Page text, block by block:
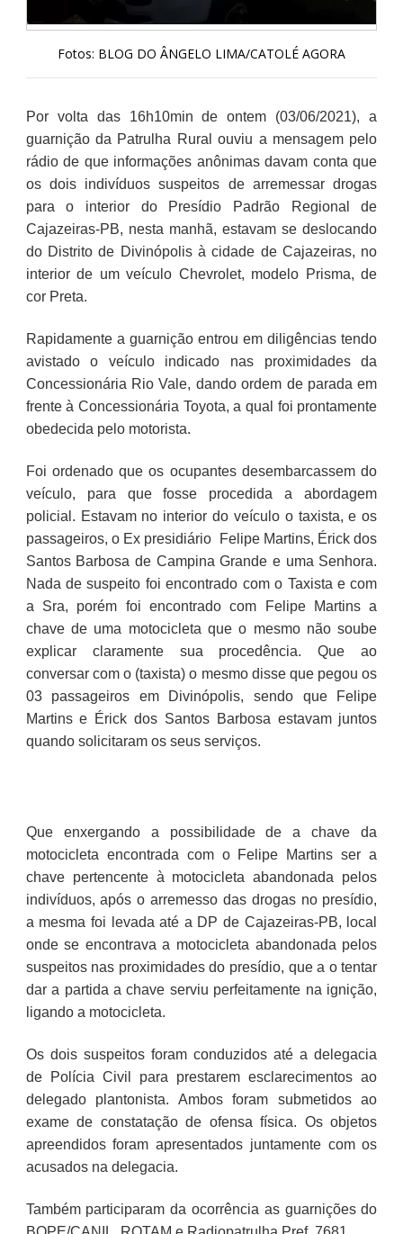
Fotos: BLOG DO ÂNGELO LIMA/CATOLÉ AGORA
Por volta das 16h10min de ontem (03/06/2021), a
guarnição da Patrulha Rural ouviu a mensagem pelo
rádio de que informações anônimas davam conta que
os dois indivíduos suspeitos de arremessar drogas
para o interior do Presídio Padrão Regional de
Cajazeiras-PB, nesta manhã, estavam se deslocando
do Distrito de Divinópolis à cidade de Cajazeiras, no
interior de um veículo Chevrolet, modelo Prisma, de
cor Preta.
Rapidamente a guarnição entrou em diligências tendo
avistado o veículo indicado nas proximidades da
Concessionária Rio Vale, dando ordem de parada em
frente à Concessionária Toyota, a qual foi prontamente
obedecida pelo motorista.
Foi ordenado que os ocupantes desembarcassem do
veículo, para que fosse procedida a abordagem
policial. Estavam no interior do veículo o taxista, e os
passageiros, o Ex presidiário Felipe Martins, Érick dos
Santos Barbosa de Campina Grande e uma Senhora.
Nada de suspeito foi encontrado com o Taxista e com
a Sra, porém foi encontrado com Felipe Martins a
chave de uma motocicleta que o mesmo não soube
explicar claramente sua procedência. Que ao
conversar com o (taxista) o mesmo disse que pegou os
03 passageiros em Divinópolis, sendo que Felipe
Martins e Érick dos Santos Barbosa estavam juntos
quando solicitaram os seus serviços.
Que enxergando a possibilidade de a chave da
motocicleta encontrada com o Felipe Martins ser a
chave pertencente à motocicleta abandonada pelos
indivíduos, após o arremesso das drogas no presídio,
a mesma foi levada até a DP de Cajazeiras-PB, local
onde se encontrava a motocicleta abandonada pelos
suspeitos nas proximidades do presídio, que a o tentar
dar a partida a chave serviu perfeitamente na ignição,
ligando a motocicleta.
Os dois suspeitos foram conduzidos até a delegacia
de Polícia Civil para prestarem esclarecimentos ao
delegado plantonista. Ambos foram submetidos ao
exame de constatação de ofensa física. Os objetos
apreendidos foram apresentados juntamente com os
acusados na delegacia.
Também participaram da ocorrência as guarnições do